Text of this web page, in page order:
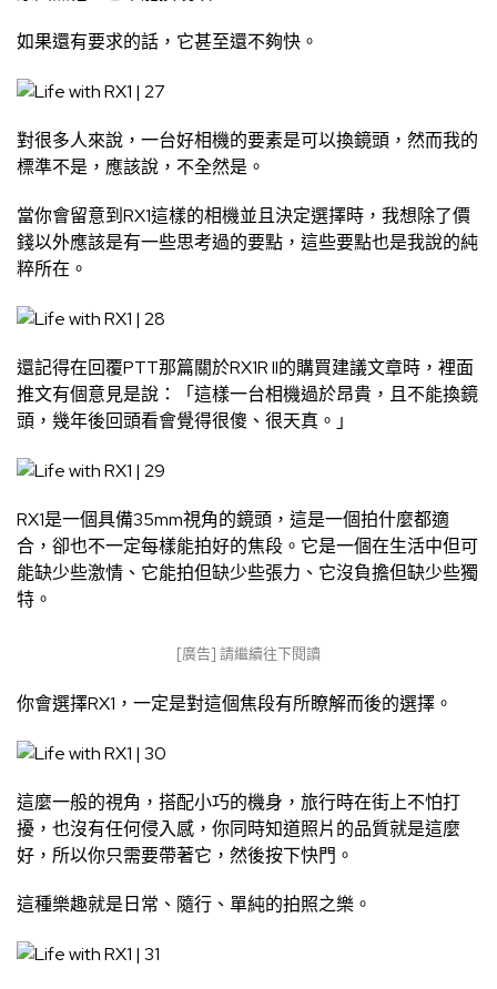
如果還有要求的話，它甚至還不夠快。
對很多人來說，一台好相機的要素是可以換鏡頭，然而我的
標準不是，應該說，不全然是。
當你會留意到RX1這樣的相機並且決定選擇時，我想除了價
錢以外應該是有一些思考過的要點，這些要點也是我說的純
粹所在。
還記得在回覆PTT那篇關於RX1R II的購買建議文章時，裡面
推文有個意見是說：「這樣一台相機過於昂貴，且不能換鏡
頭，幾年後回頭看會覺得很傻、很天真。」
RX1是一個具備35mm視角的鏡頭，這是一個拍什麼都適
合，卻也不一定每樣能拍好的焦段。它是一個在生活中但可
能缺少些激情、它能拍但缺少些張力、它沒負擔但缺少些獨
特。
[廣告] 請繼續往下閱讀
你會選擇RX1，一定是對這個焦段有所瞭解而後的選擇。
這麼一般的視角，搭配小巧的機身，旅行時在街上不怕打
擾，也沒有任何侵入感，你同時知道照片的品質就是這麼
好，所以你只需要帶著它，然後按下快門。
這種樂趣就是日常、隨行、單純的拍照之樂。